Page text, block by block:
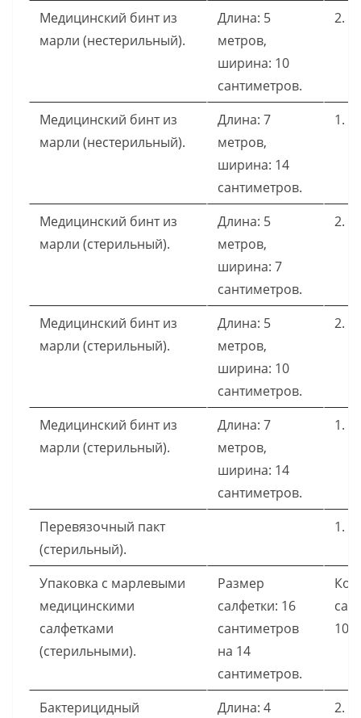
Медицинский бинт из
марли (нестерильный).
Длина: 5
метров,
ширина: 10
сантиметров.
2.
Медицинский бинт из
марли (нестерильный).
Длина: 7
метров,
ширина: 14
сантиметров.
1.
Медицинский бинт из
марли (стерильный).
Длина: 5
метров,
ширина: 7
сантиметров.
2.
Медицинский бинт из
марли (стерильный).
Длина: 5
метров,
ширина: 10
сантиметров.
2.
Медицинский бинт из
марли (стерильный).
Длина: 7
метров,
ширина: 14
сантиметров.
1.
Перевязочный пакт
(стерильный).
1.
Упаковка с марлевыми
медицинскими
салфетками
(стерильными).
Размер
салфетки: 16
сантиметров
на 14
сантиметров.
10.
Бактерицидный
Длина: 4
2.